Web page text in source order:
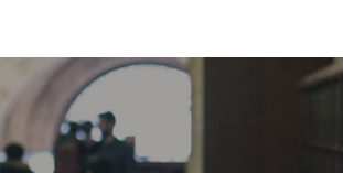
الرئيسيـة
عن الجامعة